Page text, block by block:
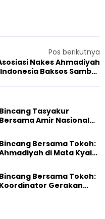
Pos berikutnya
Nakes Ahmadiyah
Indonesia Baksos Sambut
Fasilitas Kesehatan
Bincang Tasyakur
Bersama Amir Nasional
Bincang Bersama Tokoh:
di Mata Kyai
Bincang Bersama Tokoh:
Koordinator Gerakan